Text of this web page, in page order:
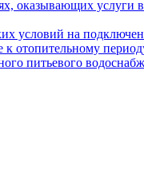
оказывающих услуги
условий на
к отопительному
питьевого